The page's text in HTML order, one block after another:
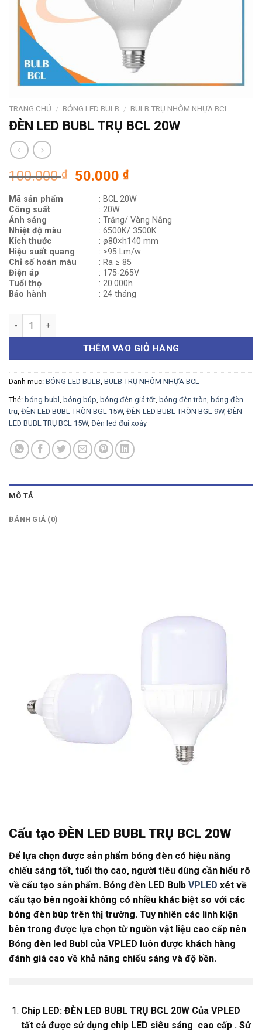
TRANG CHỦ / BÓNG LED BULB / BULB TRỤ NHÔM NHỰA BCL
ĐÈN LED BUBL TRỤ BCL 20W
100.000₫
Giá
100.000 ₫.
50.000₫Giá
tại
là:
50.000 ₫.
Mã sản phẩm
Công suất
Ánh sáng
Nhiệt độ màu
Kích thước
Hiệu suất quang
Chỉ số hoàn màu
Điện áp
Tuổi thọ
Bảo hành
: BCL 20W
: 20W
: Trắng/ Vàng Nắng
: 6500K/ 3500K
: ø80×h140 mm
: >95 Lm/w
: Ra ≥ 85
: 175-265V
: 20.000h
: 24 tháng
ĐÈN LED BUBL TRỤ BCL 20W số lượng
THÊM VÀO GIỎ HÀNG
Danh mục: BÓNG LED BULB, BULB TRỤ NHÔM NHỰA BCL
Thẻ: bóng bubl , bóng búp, bóng đèn giá tốt, bóng đèn tròn, bóng đèn
trụ, ĐÈN LED BUBL TRÒN BGL 15W, ĐÈN LED BUBL TRÒN BGL 9W, ĐÈN
LED BUBL TRỤ BCL 15W, Đèn led đui xoáy
MÔ TẢ
ĐÁNH GIÁ (0)
Cấu tạo ĐÈN LED BUBL TRỤ BCL 20W
Để lựa chọn được sản phẩm bóng đèn có hiệu năng
chiếu sáng tốt, tuổi thọ cao, người tiêu dùng cần hiểu rõ
về cấu tạo sản phẩm. Bóng đèn LED Bulb VPLED xét về
cấu tạo bên ngoài không có nhiều khác biệt so với các
bóng đèn búp trên thị trường. Tuy nhiên các linh kiện
bên trong được lựa chọn từ nguồn vật liệu cao cấp nên
Bóng đèn led Bubl của VPLED luôn được khách hàng
đánh giá cao về khả năng chiếu sáng và độ bền.
Chip LED: ĐÈN LED BUBL TRỤ BCL 20W Của VPLED
tất cả được sử dụng chip LED siêu sáng cao cấp . Sử